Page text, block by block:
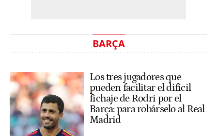
BARÇA
Los tres jugadores que
pueden facilitar el difícil
fichaje de Rodri por el
Barça: para robárselo al Real
Madrid